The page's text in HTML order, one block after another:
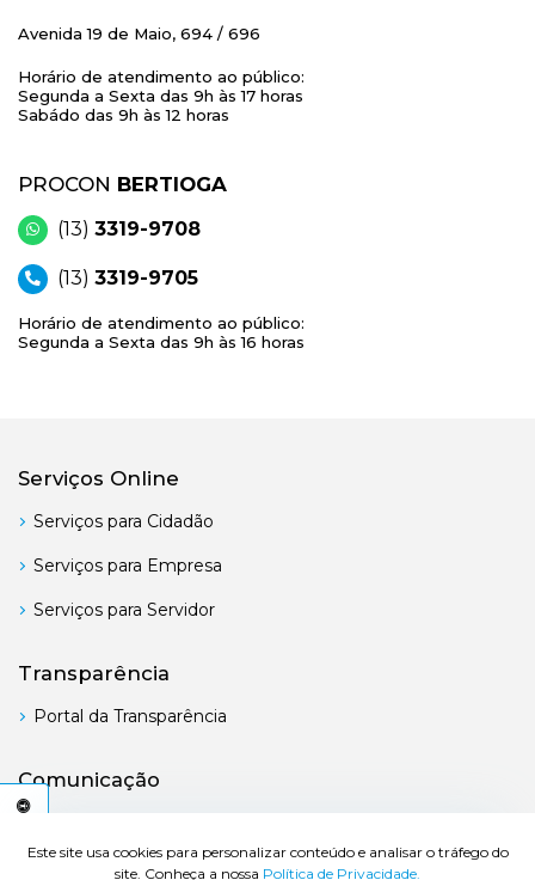
Este site usa cookies para personalizar conteúdo e analisar o tráfego do
site. Conheça a nossa Política de Privacidade.
Avenida 19 de Maio, 694 / 696
Horário de atendimento ao público:
Segunda a Sexta das 9h às 17 horas
Sabádo das 9h às 12 horas
PROCON BERTIOGA
(13) 3319-9708
(13) 3319-9705
Horário de atendimento ao público:
Segunda a Sexta das 9h às 16 horas
Serviços Online
Serviços para Cidadão
Serviços para Empresa
Serviços para Servidor
Transparência
Portal da Transparência
Comunicação